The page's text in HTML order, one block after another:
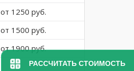
РАССЧИТАТЬ СТОИМОСТЬ
от 1250 руб.
от 1500 руб.
от 1900 руб.